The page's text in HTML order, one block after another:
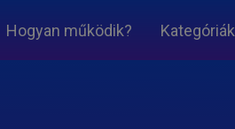
Hogyan működik? Kategóriák